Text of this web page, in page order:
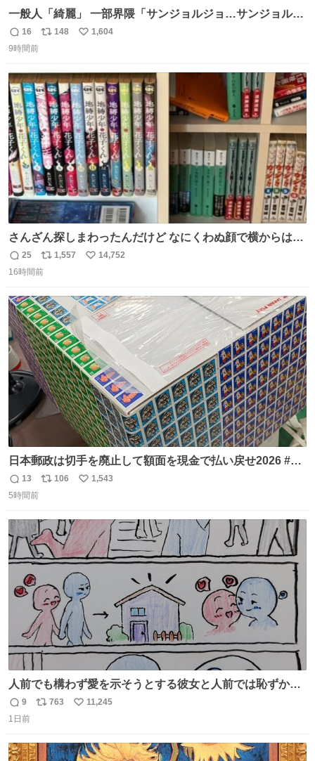
一般人「綺麗」 一部界隈「サンジョルジョ…サンジョルジ
ョマ…ジョルノジョバァーナ！！』
返
信
16
リ
ト
数
148
い
数
1,604
9時間前
さんざん探しまわったんだけど なにくわぬ顔で横からはえ
てた
返
信
25
リ
ポ
ト
数
1,557
い
数
14,752
16時間前
日本郵政は切手を廃止して額面を現金で払い戻せ2026 #日
本郵政 @JapanPostHD_PR
返
信
13
リ
ト
数
106
い
数
1,543
5時間前
人前でも構わず愛を示そうとする彼女と人前では恥ずかし
いけど彼女を死ぬほど愛している彼氏 同士いませんか✋️
返
信
9
リ
ト
763
い
数
11,245
1日前